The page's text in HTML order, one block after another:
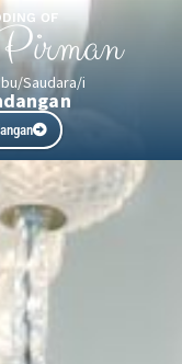
OF
Saudara/i